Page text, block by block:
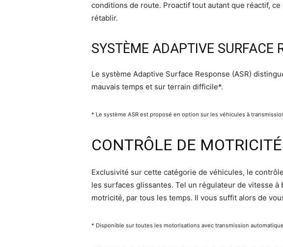
conditions de route. Proactif tout autant que réactif,
rétablir.
SYSTÈME ADAPTIVE SURFACE
Le système Adaptive Surface Response (ASR)
mauvais temps et sur terrain difficile*.
* Le système ASR est proposé en option sur les véhicules à
CONTRÔLE DE
Exclusivité sur cette catégorie de véhicules, le
les surfaces glissantes. Tel un régulateur de vitesse
motricité, par tous les temps. Il vous suffit alors de
* Disponible sur toutes les motorisations avec transmission